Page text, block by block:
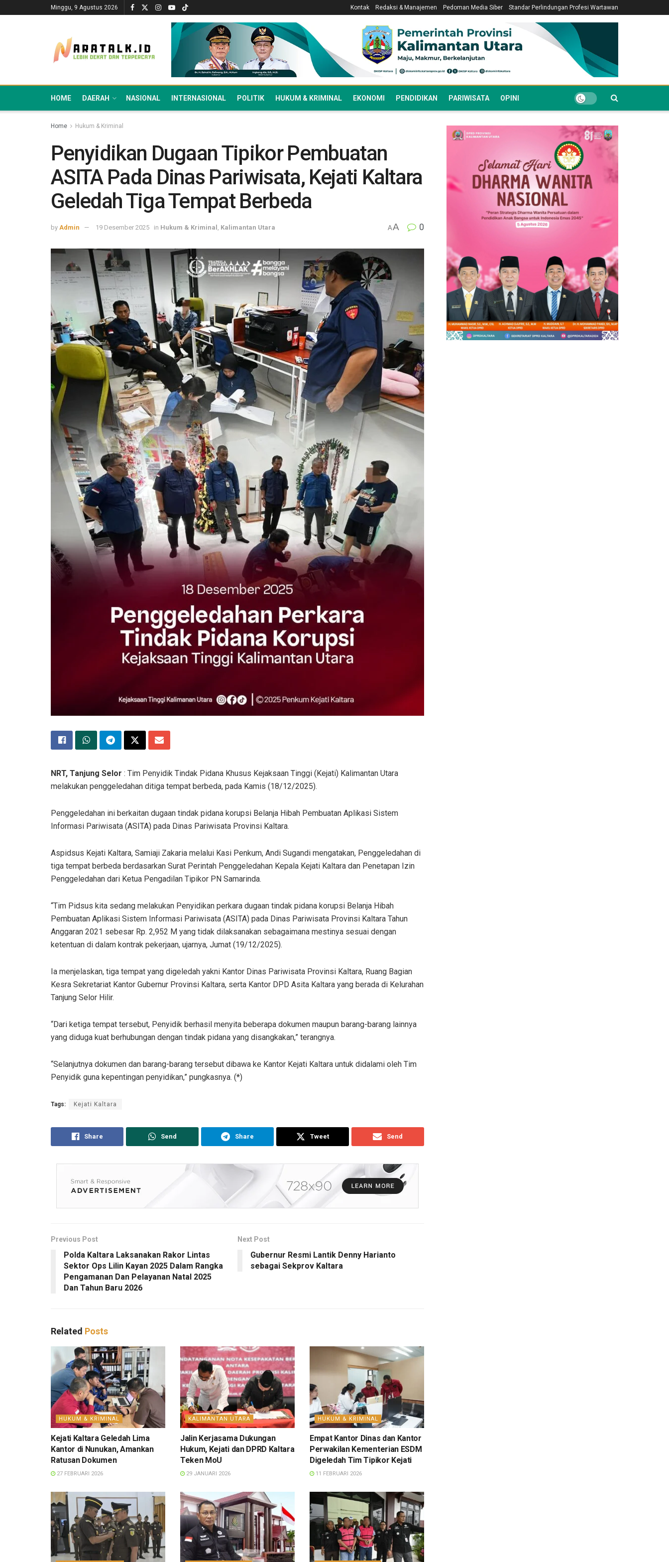
Minggu, 9 Agustus 2026 Kontak Redaksi & Manajemen Pedoman Media Siber Standar Perlindungan Profesi Wartawan
HOME DAERAH NASIONAL INTERNASIONAL POLITIK HUKUM & KRIMINAL EKONOMI PENDIDIKAN PARIWISATA OPINI
Home Hukum & Kriminal
Penyidikan Dugaan Tipikor Pembuatan
ASITA Pada Dinas Pariwisata, Kejati Kaltara
Geledah Tiga Tempat Berbeda
by Admin 19 Desember 2025 in Hukum & Kriminal Kalimantan Utara AA 0
NRT, Tanjung Selor : Tim Penyidik Tindak Pidana Khusus Kejaksaan Tinggi (Kejati) Kalimantan Utara
melakukan penggeledahan ditiga tempat berbeda, pada Kamis (18/12/2025).
Penggeledahan ini berkaitan dugaan tindak pidana korupsi Belanja Hibah Pembuatan Aplikasi Sistem
Informasi Pariwisata (ASITA) pada Dinas Pariwisata Provinsi Kaltara.
Aspidsus Kejati Kaltara, Samiaji Zakaria melalui Kasi Penkum, Andi Sugandi mengatakan, Penggeledahan di
tiga tempat berbeda berdasarkan Surat Perintah Penggeledahan Kepala Kejati Kaltara dan Penetapan Izin
Penggeledahan dari Ketua Pengadilan Tipikor PN Samarinda.
“Tim Pidsus kita sedang melakukan Penyidikan perkara dugaan tindak pidana korupsi Belanja Hibah
Pembuatan Aplikasi Sistem Informasi Pariwisata (ASITA) pada Dinas Pariwisata Provinsi Kaltara Tahun
Anggaran 2021 sebesar Rp. 2,952 M yang tidak dilaksanakan sebagaimana mestinya sesuai dengan
ketentuan di dalam kontrak pekerjaan, ujarnya, Jumat (19/12/2025).
Ia menjelaskan, tiga tempat yang digeledah yakni Kantor Dinas Pariwisata Provinsi Kaltara, Ruang Bagian
Kesra Sekretariat Kantor Gubernur Provinsi Kaltara, serta Kantor DPD Asita Kaltara yang berada di Kelurahan
Tanjung Selor Hilir.
“Dari ketiga tempat tersebut, Penyidik berhasil menyita beberapa dokumen maupun barang-barang lainnya
yang diduga kuat berhubungan dengan tindak pidana yang disangkakan,” terangnya.
“Selanjutnya dokumen dan barang-barang tersebut dibawa ke Kantor Kejati Kaltara untuk didalami oleh Tim
Penyidik guna kepentingan penyidikan,” pungkasnya. (*)
Tags: Kejati Kaltara
Share Send Share Tweet Send
Previous Post
Polda Kaltara Laksanakan Rakor Lintas
Sektor Ops Lilin Kayan 2025 Dalam Rangka
Pengamanan Dan Pelayanan Natal 2025
Dan Tahun Baru 2026
Next Post
Gubernur Resmi Lantik Denny Harianto
sebagai Sekprov Kaltara
Related Posts
HUKUM & KRIMINAL
Kejati Kaltara Geledah Lima
Kantor di Nunukan, Amankan
Ratusan Dokumen
27 FEBRUARI 2026
KALIMANTAN UTARA
Jalin Kerjasama Dukungan
Hukum, Kejati dan DPRD Kaltara
Teken MoU
29 JANUARI 2026
HUKUM & KRIMINAL
Empat Kantor Dinas dan Kantor
Perwakilan Kementerian ESDM
Digeledah Tim Tipikor Kejati
11 FEBRUARI 2026